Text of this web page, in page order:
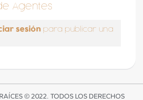
Agentes
sesión para publicar una
© 2022. TODOS LOS DERECHOS